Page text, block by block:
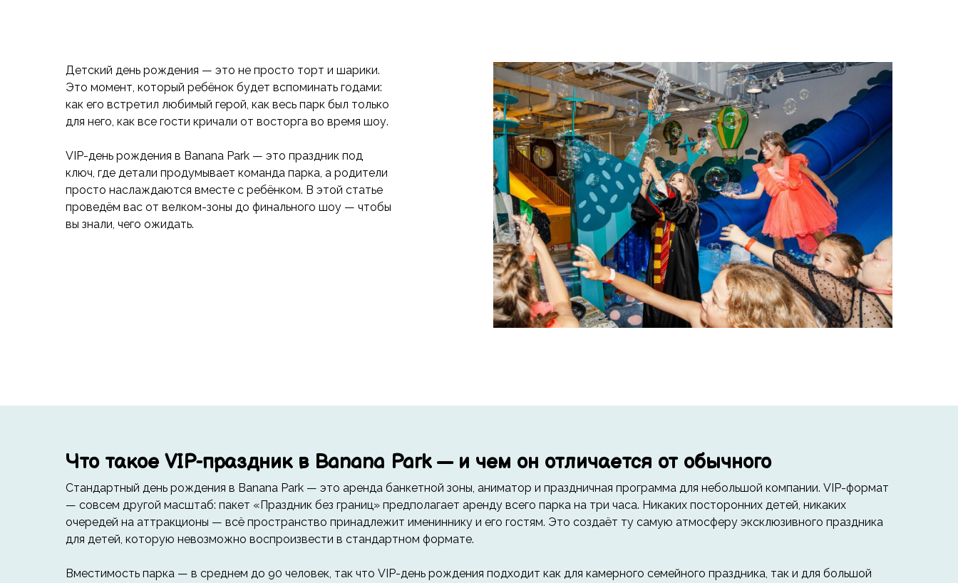
Детский день рождения — это не просто торт и шарики.
Это момент, который ребёнок будет вспоминать годами:
как его встретил любимый герой, как весь парк был только
для него, как все гости кричали от восторга во время шоу.
VIP-день рождения в Banana Park — это праздник под
ключ, где детали продумывает команда парка, а родители
просто наслаждаются вместе с ребёнком. В этой статье
проведём вас от велком-зоны до финального шоу — чтобы
вы знали, чего ожидать.
Что такое VIP-праздник в Banana Park — и чем он отличается от обычного
Стандартный день рождения в Banana Park — это аренда банкетной зоны, аниматор и праздничная программа для небольшой компании. VIP-формат
— совсем другой масштаб: пакет «Праздник без границ» предполагает аренду всего парка на три часа. Никаких посторонних детей, никаких
очередей на аттракционы — всё пространство принадлежит имениннику и его гостям. Это создаёт ту самую атмосферу эксклюзивного праздника
для детей, которую невозможно воспроизвести в стандартном формате.
Вместимость парка — в среднем до 90 человек, так что VIP-день рождения подходит как для камерного семейного праздника, так и для большой